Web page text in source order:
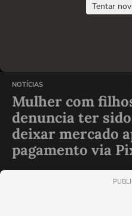
Tentar
NOTÍCIAS
Mulher com
denuncia ter
deixar mercado
pagamento via